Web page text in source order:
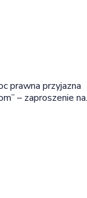
prawna przyjazna
– zaproszenie na